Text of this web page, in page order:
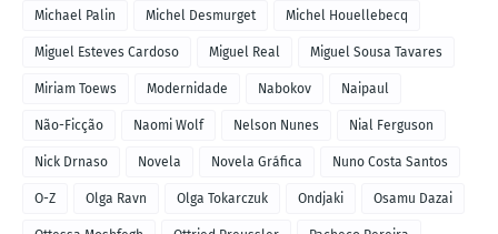
Michael Palin Michel Desmurget Michel Houellebecq
Miguel Esteves Cardoso Miguel Real Miguel Sousa Tavares
Miriam Toews Modernidade Nabokov Naipaul
Não-Ficção Naomi Wolf Nelson Nunes Nial Ferguson
Nick Drnaso Novela Novela Gráfica Nuno Costa Santos
O-Z Olga Ravn Olga Tokarczuk Ondjaki Osamu Dazai